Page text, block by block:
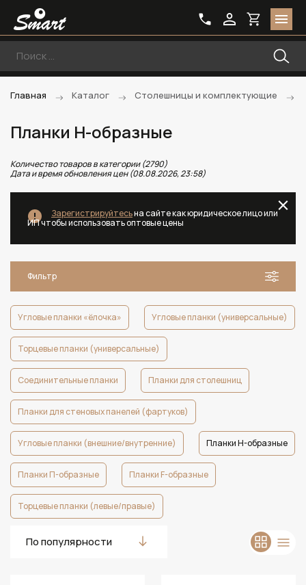
Главная Каталог Столешницы и комплектующие
Планки Н-образные
Количество товаров в категории (2790)
Дата и время обновления цен (08.08.2026, 23:58)
Зарегистрируйтесьна сайте как юридическое лицо или
ИП чтобы использовать оптовые цены
Фильтр
Угловые планки «ёлочка» Угловые планки (универсальные)
Торцевые планки (универсальные)
Соединительные планки Планки для столешниц
Планки для стеновых панелей (фартуков)
Угловые планки (внешние/внутренние) Планки Н-образные
Планки П-образные Планки F-образные
Торцевые планки (левые/правые)
По популярности